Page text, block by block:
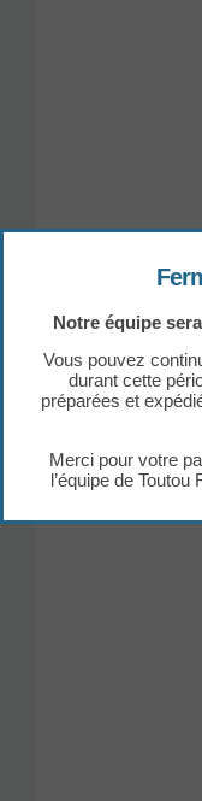
Produits
Notre équipe
Vous pouvez
durant cette
préparées et
Merci pour votre
l’équipe de